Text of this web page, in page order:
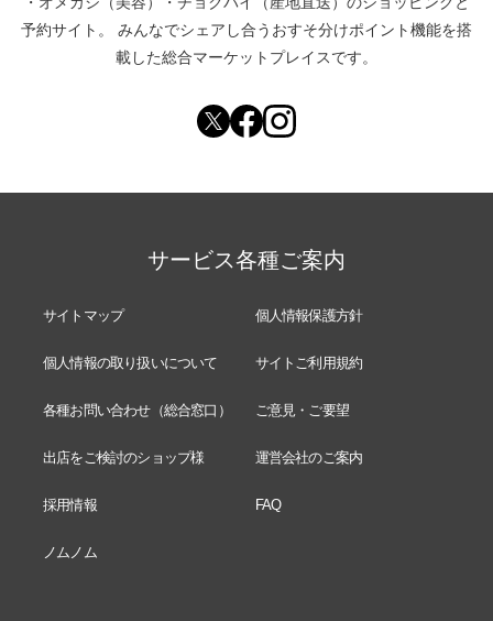
予約サイト。
みんなでシェアし合う おすそ分けポイント機能を搭
載した総合マーケットプレイスです。
サービス各種ご案内
サイトマップ 個人情報保護方針
個人情報の取り扱いについて サイトご利用規約
各種お問い合わせ（総合窓口） ご意見・ご要望
出店をご検討のショップ様 運営会社のご案内
採用情報 FAQ
ノムノム